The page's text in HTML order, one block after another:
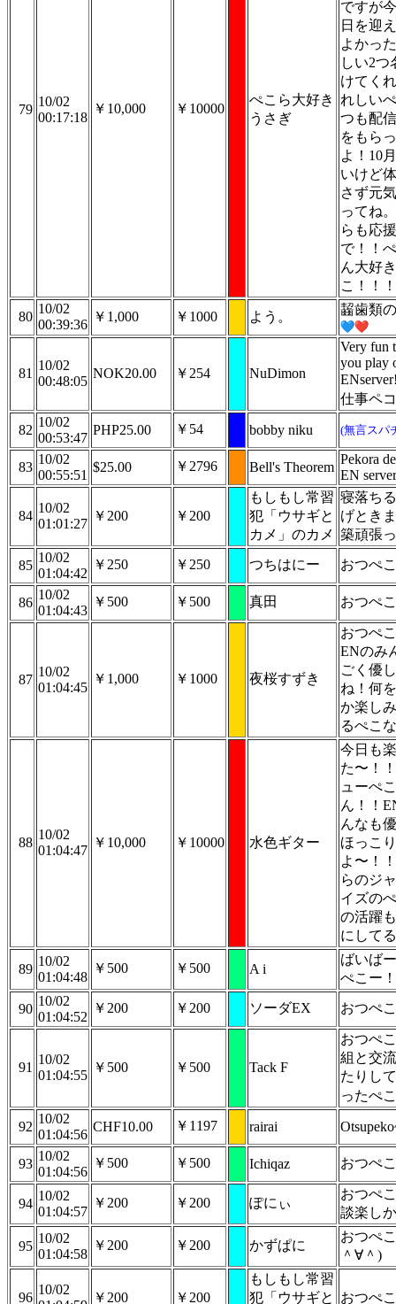
79
10/02
00:17:18
￥10,000 ￥10000
ぺこら大好き
うさぎ
ですが
日を迎
よかっ
しい2つ
けてく
れしい
つも配
をもら
よ！10
いけど
さず元
ってね
らも応
で！！
ん大好
こ！！！
80
10/02
00:39:36
￥1,000 ￥1000 よう。 齧歯類
81
10/02
00:48:05
NOK20.00 ￥254 NuDimon
Very fun
you play
仕事ペ
82
10/02
00:53:47
PHP25.00 ￥54 bobby niku (無言スパ
83
10/02
00:55:51
$25.00 ￥2796 Bell's Theorem
Pekora
EN
84
10/02
01:01:27
￥200 ￥200
もしもし常習
犯「ウサギと
カメ」のカメ
寝落ち
げとき
築頑張
85
10/02
01:04:42
￥250 ￥250 つちはにー おつぺ
86
10/02
01:04:43
￥500 ￥500 真田 おつぺ
87
10/02
01:04:45
￥1,000 ￥1000 夜桜すずき
おつぺ
ENのみ
ごく優
ね！何
か楽し
るぺこ
88
10/02
01:04:47
￥10,000 ￥10000 水色ギター
今日も
た〜！
ューぺ
ん！！
んなも
ほっこ
よ〜！
らのジ
イズの
の活躍
にして
89
10/02
01:04:48
￥500 ￥500 A i
ばいば
ぺこー！
90
10/02
01:04:52
￥200 ￥200 ソーダEX おつぺ
91
10/02
01:04:55
￥500 ￥500 Tack F
おつぺ
組と交
たりし
ったぺこ
92
10/02
01:04:56
CHF10.00 ￥1197 rairai
93
10/02
01:04:56
￥500 ￥500 Ichiqaz おつぺ
94
10/02
01:04:57
￥200 ￥200 ぽにぃ
おつぺ
談楽し
95
10/02
01:04:58
￥200 ￥200 かずぱに
おつぺ
＾∀＾)
96
10/02
￥200 ￥200
もしもし常習
犯「ウサギと
おつぺ